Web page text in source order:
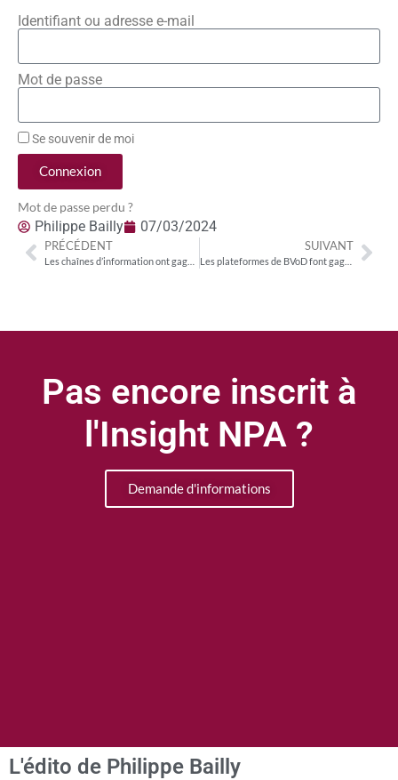
Identifiant ou adresse e-mail
Mot de passe
Se souvenir de moi
Connexion
Mot de passe perdu ?
Philippe Bailly 07/03/2024
PRÉCÉDENT SUIVANT
Les plateformes de BVoD font gagner quatre points de couverture en semaine à la télévision
Pas encore inscrit à
l'Insight NPA ?
Demande d'informations
L'édito de Philippe Bailly